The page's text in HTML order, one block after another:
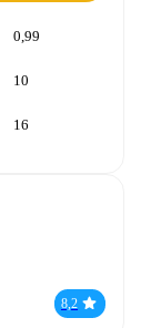
0,99
10
16
8,2